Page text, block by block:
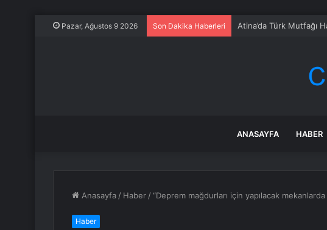
Pazar, Ağustos 9 2026 Son Dakika Haberleri Atina’da Türk Mutfağı
ANASAYFA HABER
Anasayfa / Haber /“Deprem mağdurları için yapılacak
Haber